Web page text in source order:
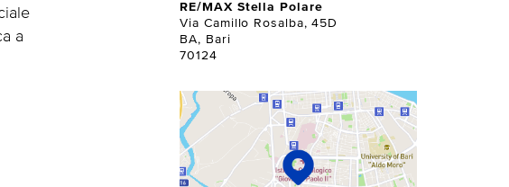
RE/MAX Stella Polare
Via Camillo Rosalba, 45D
BA, Bari
70124
a